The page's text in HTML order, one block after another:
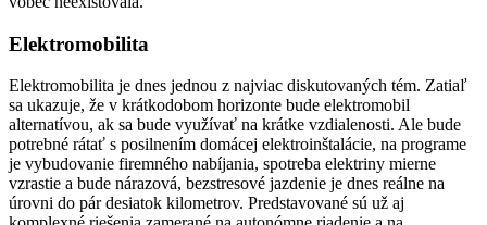
Elektromobilita
Elektromobilita je dnes jednou z najviac diskutovaných tém. Zatiaľ
sa ukazuje, že v krátkodobom horizonte bude elektromobil
alternatívou, ak sa bude využívať na krátke vzdialenosti. Ale bude
potrebné rátať s posilnením domácej elektroinštalácie, na programe
je vybudovanie firemného nabíjania, spotreba elektriny mierne
vzrastie a bude nárazová, bezstresové jazdenie je dnes reálne na
úrovni do pár desiatok kilometrov. Predstavované sú už aj